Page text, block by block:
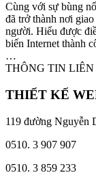
Cùng với sự bùng
đã trở thành nơi
người. Hiểu được
biến Internet thành
…
THÔNG TIN LIÊN
THIẾT KẾ
119 đường Nguyễn
0510. 3 907 907
0510. 3 859 233